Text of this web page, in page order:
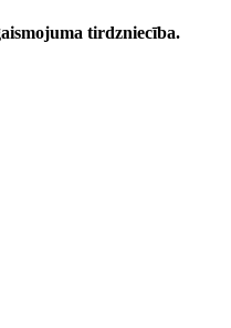
tirdzniecība.